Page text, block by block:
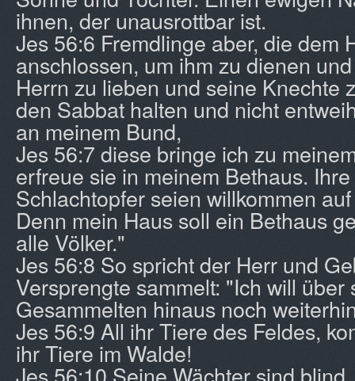
ihnen, der unausrottbar ist.
Jes 56:6 Fremdlinge aber, die dem
anschlossen, um ihm zu dienen
Herrn zu lieben und seine Knechte
den Sabbat halten und nicht
an meinem Bund,
Jes 56:7 diese bringe ich zu
erfreue sie in meinem Bethaus.
Schlachtopfer seien willkommen
Denn mein Haus soll ein Bethaus
alle Völker."
Jes 56:8 So spricht der Herr und
Versprengte sammelt: "Ich will über
Gesammelten hinaus noch
Jes 56:9 All ihr Tiere des Feldes,
ihr Tiere im Walde!